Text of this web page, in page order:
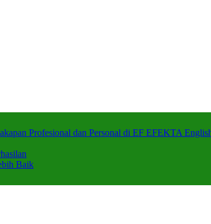
Profesional dan Personal di EF EFEKTA
Baik